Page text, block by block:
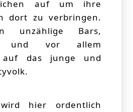
auf um ihre
dort zu verbringen.
unzählige Bars,
und vor allem
auf das junge und
hier ordentlich